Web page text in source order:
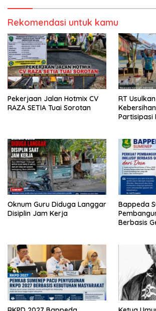
Rekomendasi untuk kamu
Pekerjaan Jalan Hotmix CV
RAZA SETIA Tuai Sorotan
RT
Partisipasi
Oknum Guru Diduga Langgar
Disiplin Jam Kerja
Bappeda
Berbasis